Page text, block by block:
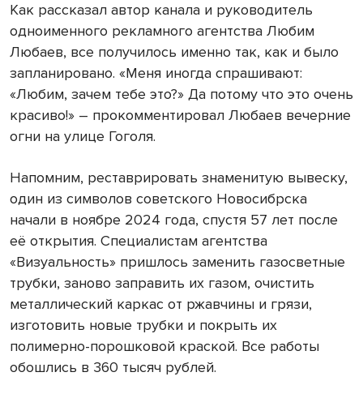
Как рассказал автор канала и руководитель
одноименного рекламного агентства Любим
Любаев, все получилось именно так, как и было
запланировано. «Меня иногда спрашивают:
«Любим, зачем тебе это?» Да потому что это очень
красиво!» – прокомментировал Любаев вечерние
огни на улице Гоголя.
Напомним, реставрировать знаменитую вывеску,
один из символов советского Новосибрска
начали в ноябре 2024 года, спустя 57 лет после
её открытия. Специалистам агентства
«Визуальность» пришлось заменить газосветные
трубки, заново заправить их газом, очистить
металлический каркас от ржавчины и грязи,
изготовить новые трубки и покрыть их
полимерно-порошковой краской. Все работы
обошлись в 360 тысяч рублей.